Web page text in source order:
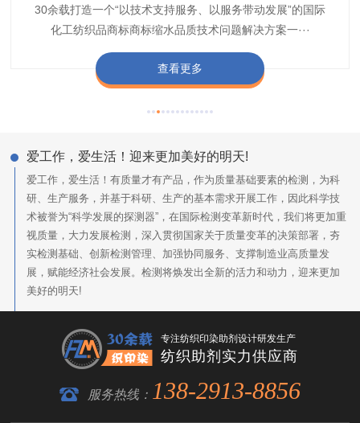
30余载打造一个“以技术支持服务、以服务带动发展”的国际
化工纺织品商标商标缩水品质技术问题解决方案一···
查看更多
博准公司专注于织带商标防水技术解决方案30余载,励志于
纺织品商标企业打造含油量超标品质技术问题解决方···
查看更多
博准是一家专注30余载设计研发织唛印唛商标、织带服装颜
色不匀品质技术问题解决方案一站式服务提供商,技···
查看更多
博准致力于成为纺织品商标阻燃母粒剂,TF-W760,TF-W760
阻燃母粒剂加工定制服务实力提供商,···
查看更多
爱工作，爱生活！迎来更加美好的明天!
爱工作，爱生活！有质量才有产品，作为质量基础要素的检测，为科
研、生产服务，并基于科研、生产的基本需求开展工作，因此科学技
术被誉为“科学发展的探测器”，在国际检测变革新时代，我们将更加重
视质量，大力发展检测，深入贯彻国家关于质量变革的决策部署，夯
实检测基础、创新检测管理、加强协同服务、支撑制造业高质量发
展，赋能经济社会发展。检测将焕发出全新的活力和动力，迎来更加
美好的明天!
专注纺织印染助剂设计研发生产
纺织助剂实力供应商
服务热线： 138-2913-8856